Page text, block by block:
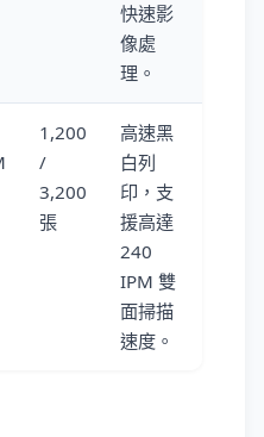
快速影
像處
理。
1,200
/
3,200
張
高速黑
白列
印，支
援高達
240
IPM 雙
面掃描
速度。